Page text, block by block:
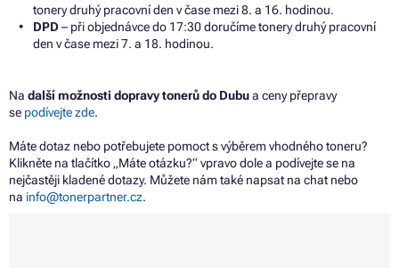
tonery druhý pracovní den v čase mezi 8. a 16. hodinou.
DPD – při objednávce do 17:30 doručíme tonery druhý pracovní
den v čase mezi 7. a 18. hodinou.
Na další možnosti dopravy tonerů do Dubua ceny přepravy
se podívejte zde.
Máte dotaz nebo potřebujete pomoct s výběrem vhodného toneru?
Klikněte na tlačítko „Máte otázku?“ vpravo dole a podívejte se na
nejčastěji kladené dotazy. Můžete nám také napsat na chat nebo
na info@tonerpartner.cz.